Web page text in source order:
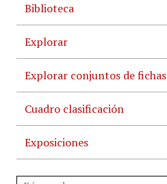
Biblioteca
Explorar
Explorar conjuntos de fichas
Cuadro clasificación
Exposiciones